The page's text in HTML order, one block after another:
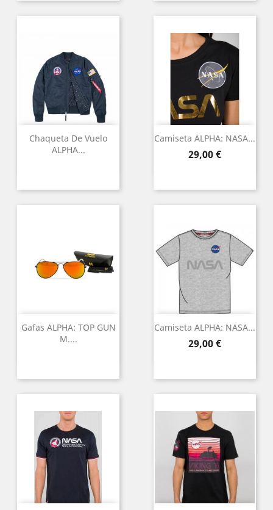
Chaqueta De Vuelo
ALPHA...
Camiseta ALPHA: NASA...
Preu
29,00 €
Gafas ALPHA: TOP GUN
M....
Camiseta ALPHA: NASA...
Preu
29,00 €